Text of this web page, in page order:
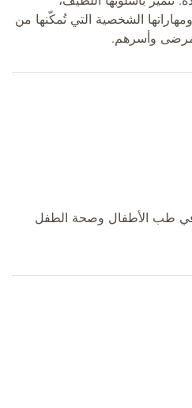
ومهاراتها الشخصية التي تُمكّنها من
وأسرهم.
طب الأطفال وصحة الطفل